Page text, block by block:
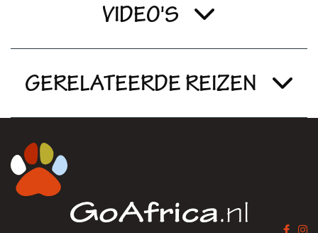
VIDEO'S
GERELATEERDE REIZEN